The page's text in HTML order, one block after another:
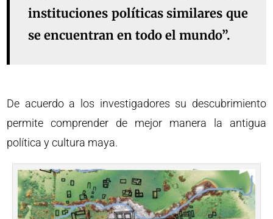
instituciones políticas similares que
se encuentran en todo el mundo”.
De acuerdo a los investigadores su descubrimiento
permite comprender de mejor manera la antigua
política y cultura maya.